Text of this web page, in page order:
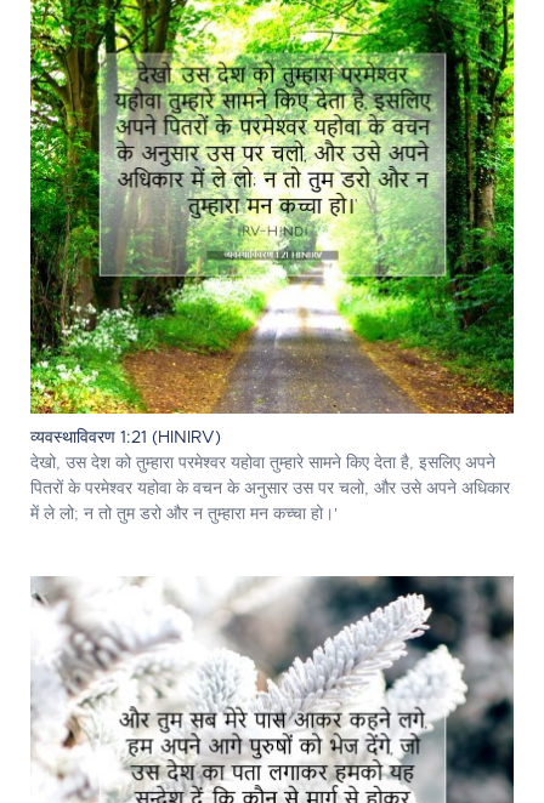
व्यवस्थाविवरण 1:21 (HINIRV)
देखो, उस देश को तुम्हारा परमेश्‍वर यहोवा तुम्हारे सामने किए देता है, इसलिए अपने
पितरों के परमेश्‍वर यहोवा के वचन के अनुसार उस पर चलो, और उसे अपने अधिकार
में ले लो; न तो तुम डरो और न तुम्हारा मन कच्चा हो।'